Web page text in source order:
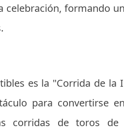
celebración, formando
es la "Corrida de la
para convertirse
corridas de toros